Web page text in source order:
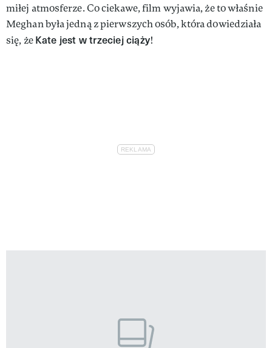
miłej atmosferze. Co ciekawe, film wyjawia, że to właśnie
Meghan była jedną z pierwszych osób, która dowiedziała
się, żeKate jest w trzeciej ciąży!